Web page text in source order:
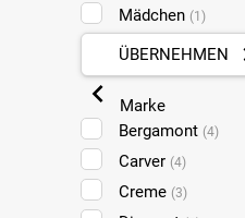
Mädchen (1)
ÜBERNEHMEN
Marke
Bergamont (4)
Carver (4)
Creme (3)